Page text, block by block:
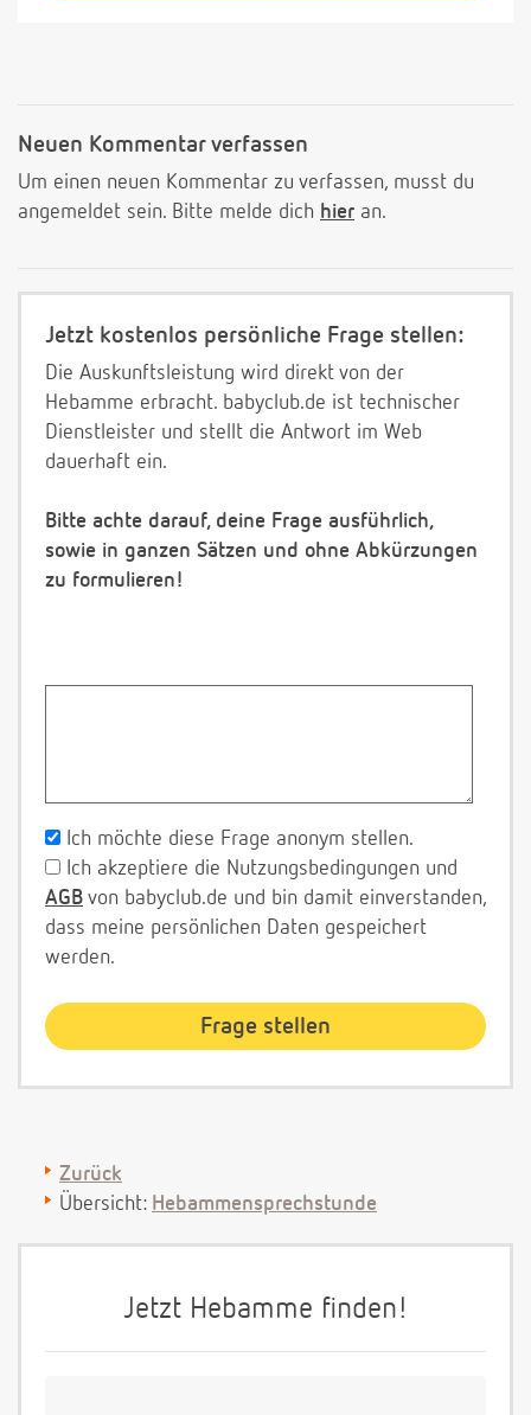
Neuen Kommentar verfassen
Um einen neuen Kommentar zu verfassen, musst du
angemeldet sein. Bitte melde dich hier an.
Jetzt kostenlos persönliche Frage stellen:
Die Auskunftsleistung wird direkt von der
Hebamme erbracht. babyclub.de ist technischer
Dienstleister und stellt die Antwort im Web
dauerhaft ein.
Bitte achte darauf, deine Frage ausführlich,
sowie in ganzen Sätzen und ohne Abkürzungen
zu formulieren!
Ich möchte diese Frage anonym stellen.
Ich akzeptiere die Nutzungsbedingungen und
AGB von babyclub.de und bin damit einverstanden,
dass meine persönlichen Daten gespeichert
werden.
Zurück
Übersicht: Hebammensprechstunde
Jetzt Hebamme finden!